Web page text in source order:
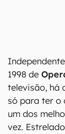
1998 de
televisão, há
só para ter o
um dos
vez.